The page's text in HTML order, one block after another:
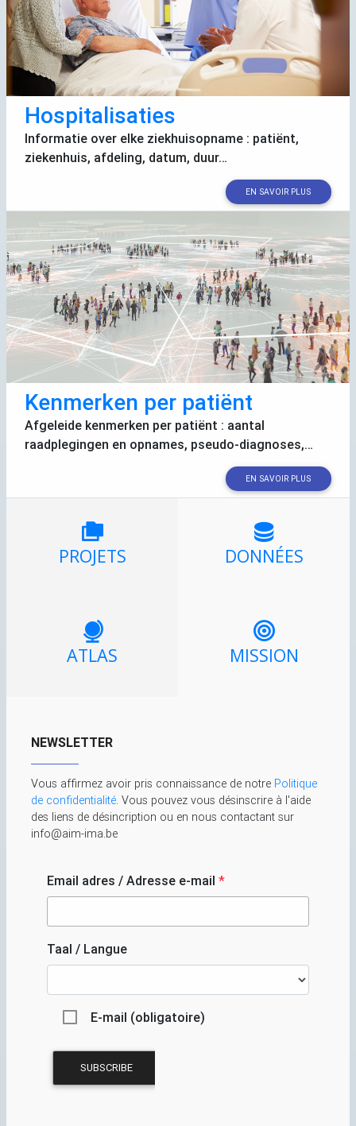
Hospitalisaties
Informatie over elke ziekhuisopname : patiënt,
ziekenhuis, afdeling, datum, duur…
EN SAVOIR PLUS
Kenmerken per patiënt
Afgeleide kenmerken per patiënt : aantal
raadplegingen en opnames, pseudo-diagnoses,…
EN SAVOIR PLUS
PROJETS DONNÉES
ATLAS MISSION
NEWSLETTER
Vous affirmez avoir pris connaissance de notre Politique
de confidentialité . Vous pouvez vous désinscrire à l'aide
des liens de désincription ou en nous contactant sur
info@aim-ima.be
Email adres / Adresse e-mail *
Taal / Langue
E-mail (obligatoire)